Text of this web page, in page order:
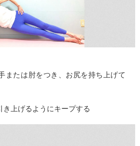
または肘をつき、お尻を持ち上げて
き上げるようにキープする